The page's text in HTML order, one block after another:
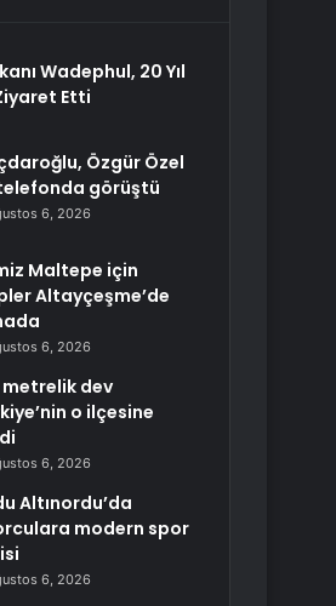
Wadephul, 20 Yıl
Etti
Özgür Özel
görüştü
6, 2026
Maltepe için
Altayçeşme’de
6, 2026
metrelik dev
o ilçesine
6, 2026
Altınordu’da
modern spor
6, 2026